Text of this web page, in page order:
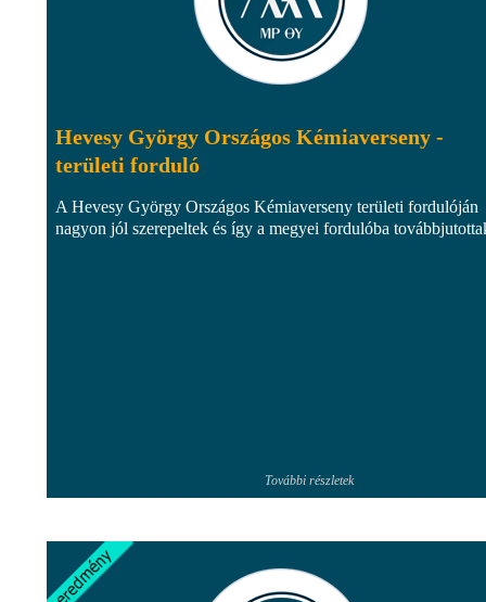
Hevesy György Országos Kémiaverseny -
területi forduló
A Hevesy György Országos Kémiaverseny területi fordulóján
nagyon jól szerepeltek és így a megyei fordulóba
További részletek